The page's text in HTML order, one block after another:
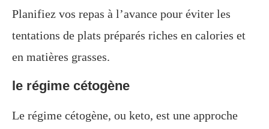
Planifiez vos repas à l’avance pour éviter les
tentations de plats préparés riches en calories et
en matières grasses.
le régime cétogène
Le régime cétogène, ou keto, est une approche